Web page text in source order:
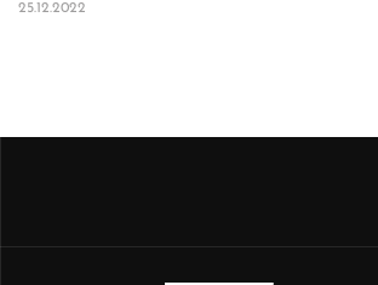
25.12.2022